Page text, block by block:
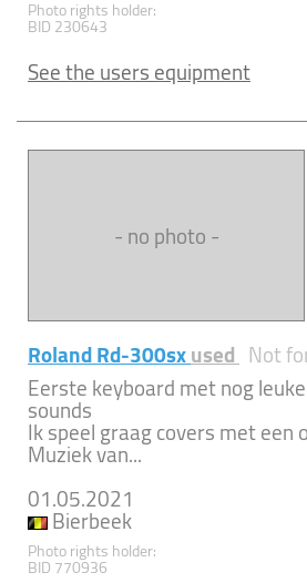
Photo rights holder:
BID 230643
See the users equipment
- no photo -
Roland Rd-300sxused Not
Eerste keyboard met nog
sounds
Ik speel graag covers met een
Muziek van...
01.05.2021
Bierbeek
Photo rights holder:
BID 770936